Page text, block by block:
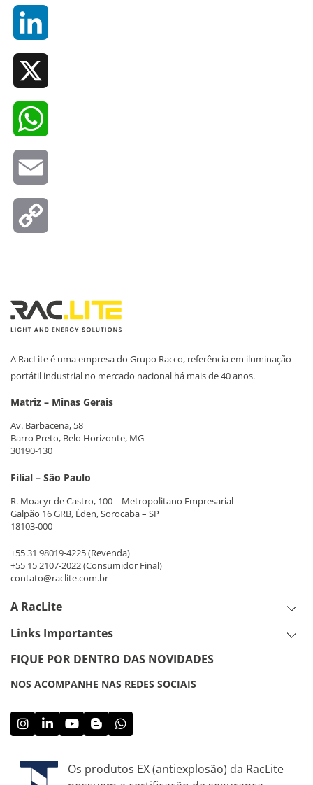
A RacLite é uma empresa do Grupo Racco, referência em iluminação
portátil industrial no mercado nacional há mais de 40 anos.
Matriz – Minas Gerais
Av. Barbacena, 58
Barro Preto, Belo Horizonte, MG
30190-130
Filial – São Paulo
R. Moacyr de Castro, 100 – Metropolitano Empresarial
Galpão 16 GRB, Éden, Sorocaba – SP
18103-000
+55 31 98019-4225(Revenda)
+55 15 2107-2022(Consumidor Final)
contato@raclite.com.br
A RacLite
Links Importantes
FIQUE POR DENTRO DAS NOVIDADES
NOS ACOMPANHE NAS REDES SOCIAIS
Os produtos EX (antiexplosão) da RacLite